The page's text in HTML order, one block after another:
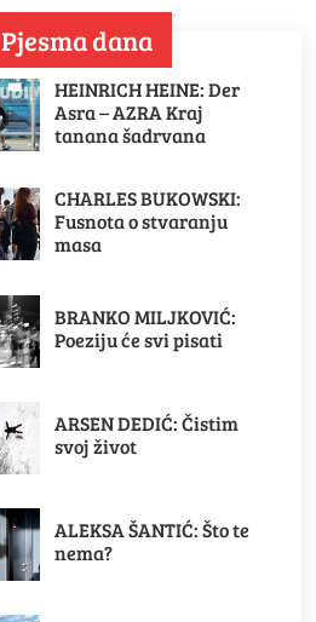
Pjesma dana
HEINRICH HEINE: Der
Asra – AZRA Kraj
tanana šadrvana
CHARLES BUKOWSKI:
Fusnota o stvaranju
masa
BRANKO MILJKOVIĆ:
Poeziju će svi pisati
ARSEN DEDIĆ: Čistim
svoj život
ALEKSA ŠANTIĆ: Što te
nema?